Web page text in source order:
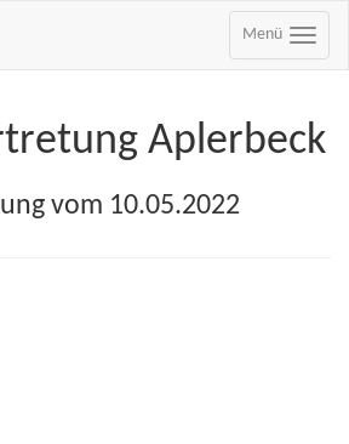
Menü
Aplerbeck
vom 10.05.2022